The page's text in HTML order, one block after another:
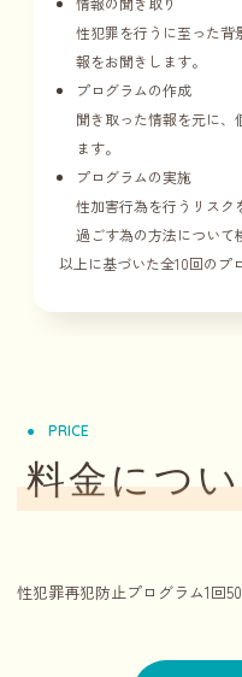
性犯罪を行うに至った背
報をお聞きします。
プログラムの作成
聞き取った情報を元に、
ます。
プログラムの実施
性加害行為を行うリスク
過ごす為の方法について
以上に基づいた全10回のプ
PRICE
料金につ
性犯罪再犯防止プログラム1回